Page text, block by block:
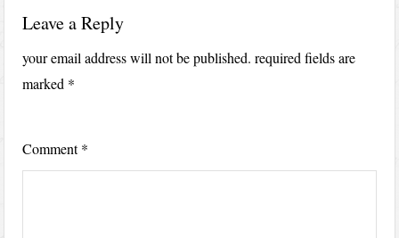
Leave a Reply
your email address will not be published. required fields are
marked *
Comment*